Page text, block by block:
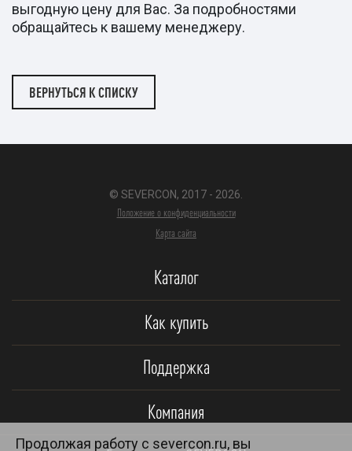
выгодную цену для Вас. За подробностями
обращайтесь к вашему менеджеру.
ВЕРНУТЬСЯ К СПИСКУ
© SEVERCON, 2017 - 2026.
Положение о конфиденциальности
Карта сайта
Каталог
Как купить
Поддержка
Компания
Продолжая работу с severcon.ru, вы